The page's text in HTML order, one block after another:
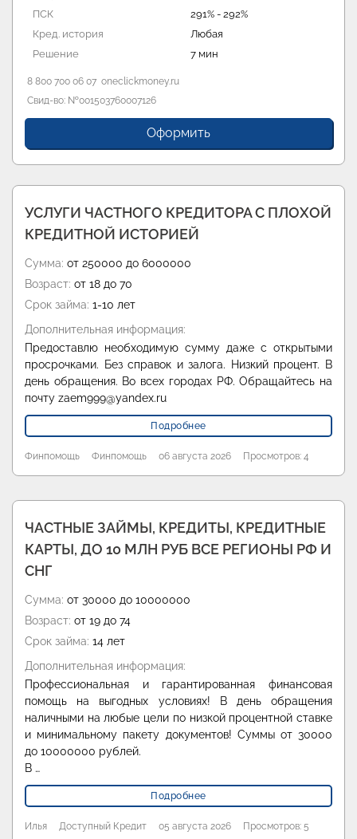
Кред. история
8 800 77 555 76 moneyman.ru
Свид-во: №2110177000478
УСЛУГИ ЧАСТНОГО КРЕДИТОРА С ПЛОХОЙ
КРЕДИТНОЙ ИСТОРИЕЙ
Сумма: от 250000 до 6000000
Возраст: от 18 до 70
Срок займа: 1-10 лет
Дополнительная информация:
Предоставлю необходимую сумму даже с открытыми
просрочками. Без справок и залога. Низкий процент. В
день обращения. Во всех городах РФ. Обращайтесь на
почту zaem999@yandex.ru
Подробнее
Финпомощь Финпомощь 06 августа 2026 Просмотров: 4
ЧАСТНЫЕ ЗАЙМЫ, КРЕДИТЫ, КРЕДИТНЫЕ
КАРТЫ, ДО 10 МЛН РУБ ВСЕ РЕГИОНЫ РФ И
СНГ
Сумма: от 30000 до 10000000
Возраст: от 19 до 74
Срок займа: 14 лет
Дополнительная информация:
Профессиональная и гарантированная финансовая
помощь на выгодных условиях! В день обращения
наличными на любые цели по низкой процентной ставке
и минимальному пакету документов! Суммы от 30000
до 10000000 рублей.
В …
Подробнее
Илья Доступный Кредит 05 августа 2026 Просмотров: 5